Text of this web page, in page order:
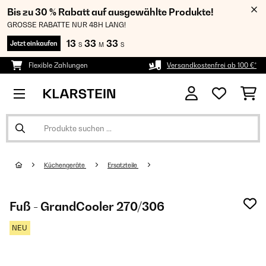
Bis zu 30 % Rabatt auf ausgewählte Produkte!
GROSSE RABATTE NUR 48H LANG!
Jetzt einkaufen 13 S 33 M 32 S
Flexible Zahlungen Versandkostenfrei ab 100 €*
Küchengeräte Ersatzteile
Fuß - GrandCooler 270/306
NEU